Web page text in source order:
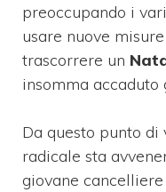
preoccupando i
usare nuove
trascorrere un
insomma accaduto
Da questo punto
radicale sta
giovane